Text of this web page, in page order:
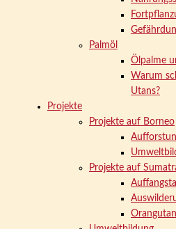
Palmöl
Ölpalme
Warum
Utans?
Projekte
Projekte auf Borneo
Projekte auf